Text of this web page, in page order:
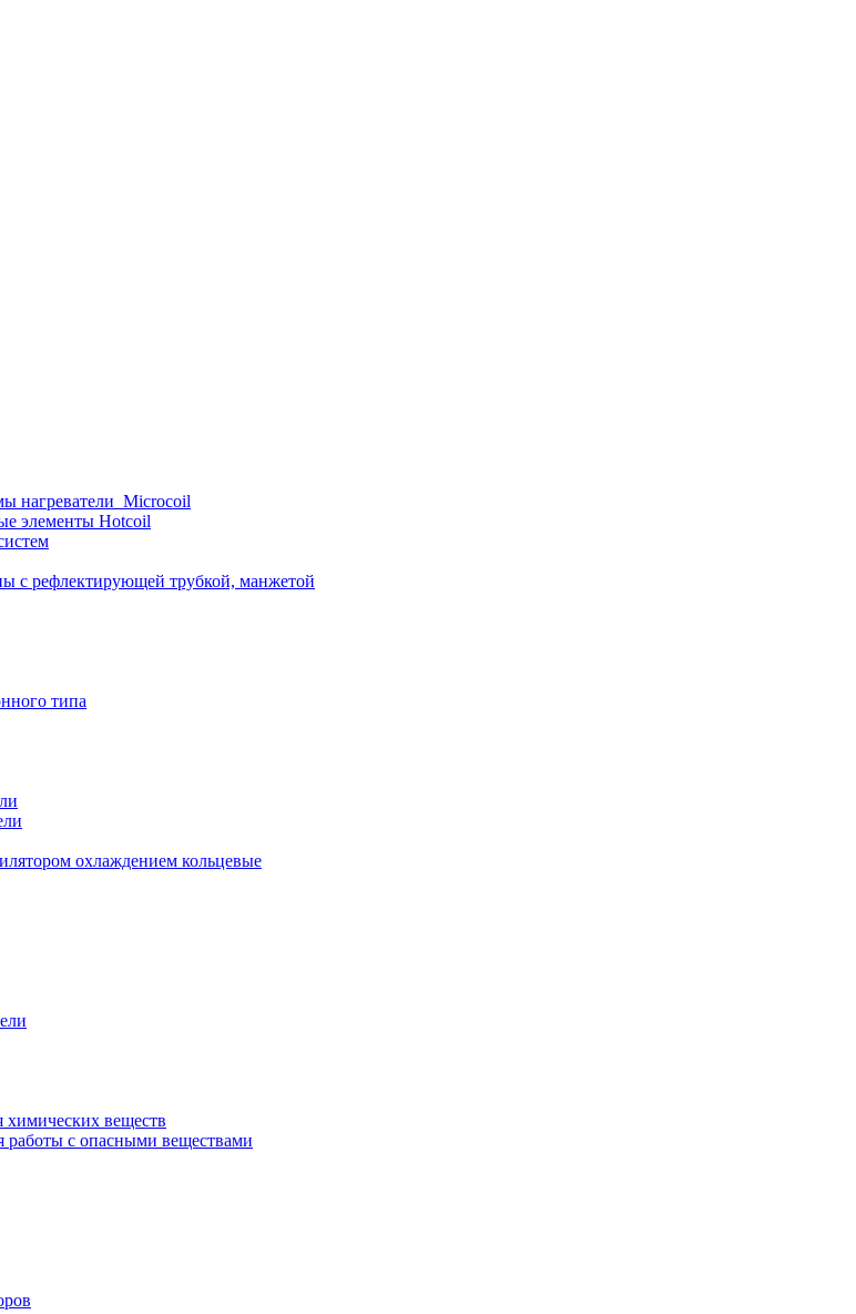
нагреватели_Microcoil
элементы Hotcoil
с рефлектирующей трубкой, манжетой
типа
охлаждением кольцевые
химических веществ
с опасными веществами